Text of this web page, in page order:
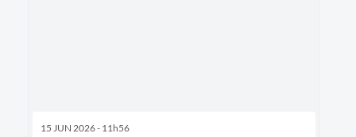
15 JUN 2026 - 11h56